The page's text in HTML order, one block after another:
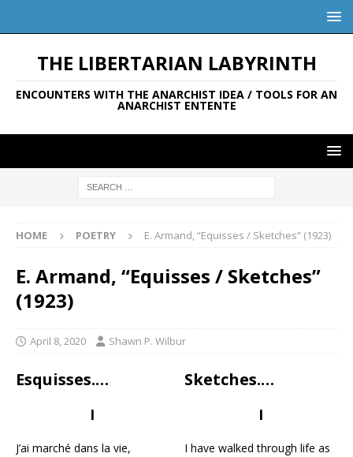
THE LIBERTARIAN LABYRINTH
ENCOUNTERS WITH THE ANARCHIST IDEA / TOOLS FOR AN
ANARCHIST ENTENTE
HOME POETRY E. Armand, “Equisses / Sketches” (1923)
E. Armand, “Equisses / Sketches”
(1923)
April 8, 2020 Shawn P. Wilbur
Esquisses.…
I
J’ai marché dans la vie,
Sketches.…
I
I have walked through life as